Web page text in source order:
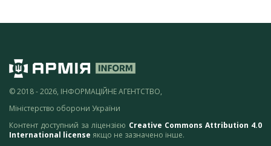
© 2018 - 2026, ІНФОРМАЦІЙНЕ АГЕНТСТВО,
Міністерство оборони України
Контент доступний за ліцензією Creative Commons Attribution 4.0
International license якщо не зазначено інше.